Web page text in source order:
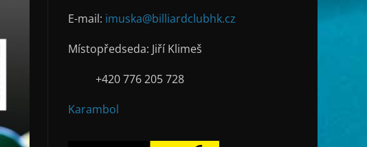
E-mail: imuska@billiardclubhk.cz
Místopředseda: Jiří Klimeš
+420 776 205 728
Karambol